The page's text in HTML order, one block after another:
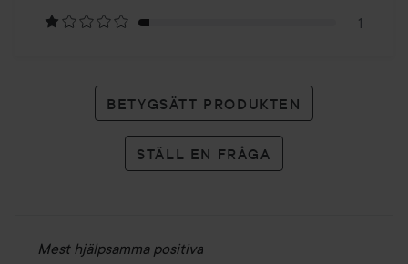
1
BETYGSÄTT PRODUKTEN
STÄLL EN FRÅGA
Mest hjälpsamma positiva